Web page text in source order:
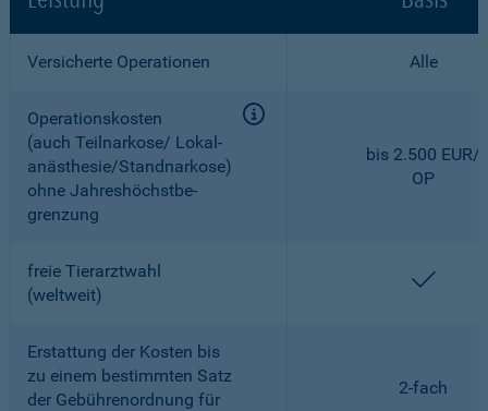
Versicherte Operationen Alle
Operationskosten
(auch Teilnarkose/ Lokal­
anästhesie/Standnarkose)
ohne Jahreshöchstbe­
grenzung
bis 2.500 EUR/
OP
freie Tierarztwahl
(weltweit)
Erstattung der Kosten bis
zu einem bestimmten Satz
der Gebührenordnung für
2-fach